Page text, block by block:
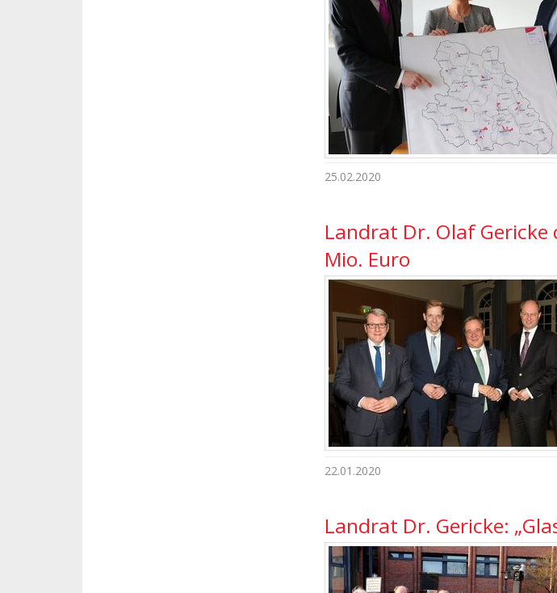
25.02.2020
Landrat Dr. Olaf
Mio. Euro
22.01.2020
Landrat Dr. Gericke: